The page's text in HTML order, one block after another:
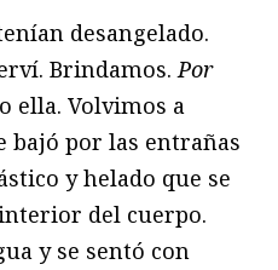
desangelado.
Brindamos.Por
ella. Volvimos a
bajó por las entrañas
y helado que se
del cuerpo.
y se sentó con